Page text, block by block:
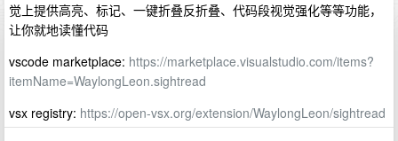
觉上提供高亮、标记、一键折叠反折叠、代码段视觉强化等等功能，
让你就地读懂代码
vscode marketplace: https://marketplace.visualstudio.com/items?
itemName=WaylongLeon.sightread
vsx registry: https://open-vsx.org/extension/WaylongLeon/sightread